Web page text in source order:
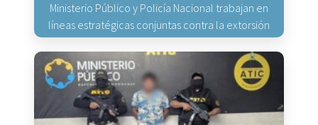
Ministerio Público y Policía Nacional trabajan en
líneas estratégicas conjuntas contra la extorsión